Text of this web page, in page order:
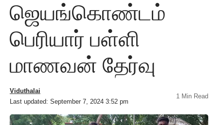
ஜெயங்கொண்டம்
பெரியார் பள்ளி
மாணவன் தேர்வு
Last updated: September 7, 2024 3:52 pm
Viduthalai
1 Min Read